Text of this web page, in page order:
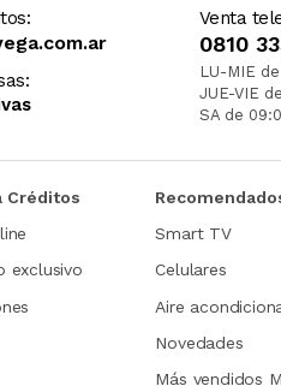
Venta
0810
LU-MIE
JUE-VIE
SA de
Créditos
exclusivo
Smart TV
Celulares
Aire
Novedades
Más vendidos